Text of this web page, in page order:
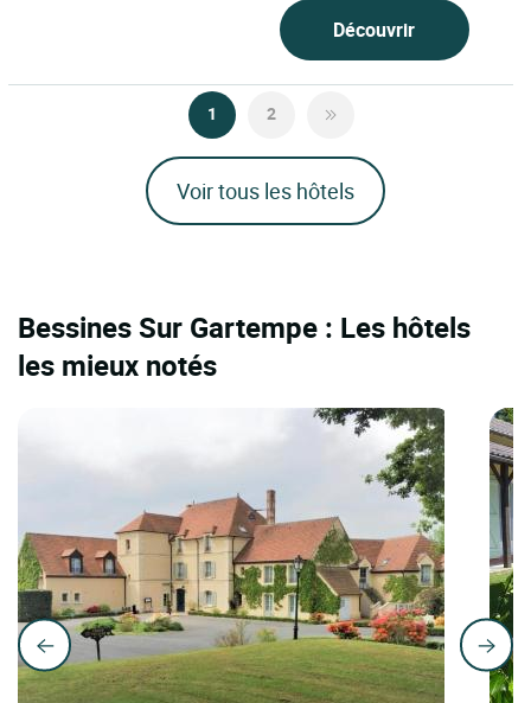
Découvrir
1 2
Voir tous les hôtels
Bessines Sur Gartempe : Les hôtels
les mieux notés